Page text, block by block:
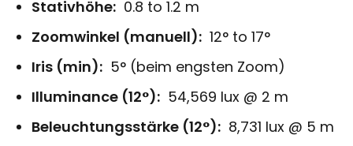
Stativhöhe: 0.8 to 1.2 m
Zoomwinkel (manuell): 12° to 17°
Iris (min): 5° (beim engsten Zoom)
Illuminance (12°): 54,569 lux @ 2 m
Beleuchtungsstärke (12°): 8,731 lux @ 5 m